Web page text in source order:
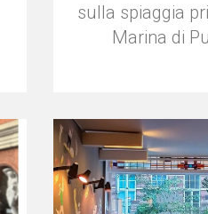
sulla spiaggia
Marina di